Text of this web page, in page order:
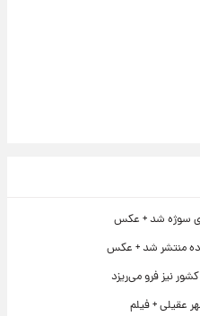
سوژه شد + عکس
منتشر شد + عکس
نیز فرو می‌ریزد
عقیلی + فیلم